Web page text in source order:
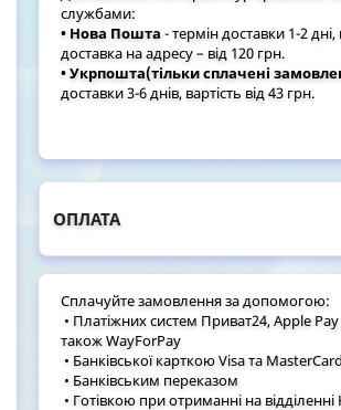
службами:
• Нова Пошта - термін доставки 1-2 дні,
доставка на адресу – від 120 грн.
• Укрпошта(тільки сплачені
доставки 3-6 днів, вартість від 43 грн.
ОПЛАТА
Сплачуйте замовлення за допомогою:
• Платіжних систем Приват24, Apple
також WayForPay
• Банківської карткою Visa та
• Банківським переказом
• Готівкою при отриманні на